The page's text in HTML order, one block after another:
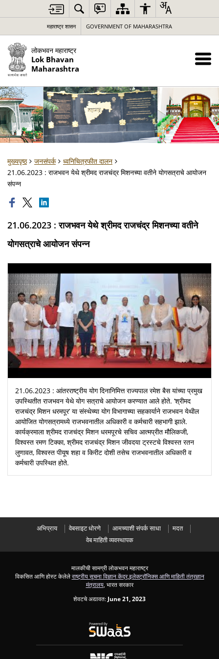
महाराष्ट्र शासन GOVERNMENT OF MAHARASHTRA
लोकभवन महाराष्ट्र
Lok Bhavan
Maharashtra
मुख्यपृष्ठ जनसंपर्क
ध्वनिचित्रफीत दालन
21.06.2023 : राजभवन येथे श्रीमद राजचंद्र मिशनच्या वतीने योगसत्राचे आयोजन
संपन्न
21.06.2023 : राजभवन येथे श्रीमद राजचंद्र मिशनच्या वतीने
योगसत्राचे आयोजन संपन्न
21.06.2023 : आंतरराष्ट्रीय योग दिनानिमित्त राज्यपाल रमेश बैस यांच्या प्रमुख
उपस्थितीत राजभवन येथे योग सत्राचे आयोजन करण्यात आले होते. ‘श्रीमद
राजचंद्र मिशन धरमपूर’ या संस्थेच्या योग विभागाच्या सहकार्याने राजभवन येथील
आयोजित योगसत्रामध्ये राजभवनातील अधिकारी व कर्मचारी सहभागी झाले.
कार्यक्रमाला श्रीमद राजचंद्र मिशन धरमपूरचे सचिव आत्मप्रीत मौलिकजी,
विश्वस्त रमण टिक्का, श्रीमद राजचंद्र मिशन जीवदया ट्रस्टचे विश्वस्त रतन
लुणावत, विश्वस्त पीयूष शहा व किरीट दोशी तसेच राजभवनातील अधिकारी व
कर्मचारी उपस्थित होते.
अभिप्राय वेबसाइट धोरणे आमच्याशी संपर्क साधा
मदत
वेब माहिती व्यवस्थापक
मालकीची सामग्री लोकभवन महाराष्ट्र
विकसित आणि होस्ट केलेलेराष्ट्रीय सूचना विज्ञान केंद्र,इलेक्ट्रॉनिक्स आणि माहिती तंत्रज्ञान
मंत्रालय, भारत सरकार
शेवटचे अद्यावत: June 21, 2023